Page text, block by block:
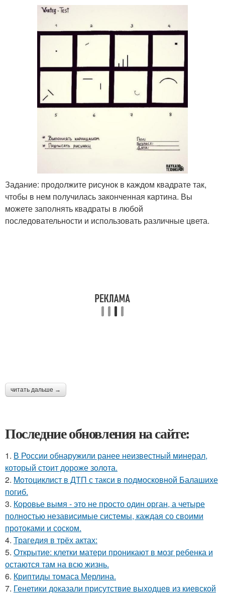
Задание: продолжите рисунок в каждом квадрате так,
чтобы в нем получилась законченная картина. Вы
можете заполнять квадраты в любой
последовательности и использовать различные цвета.
читать дальше →
Последние обновления на сайте:
1. В России обнаружили ранее неизвестный минерал,
который стоит дороже золота.
2. Moтоциклист в ДТП с такси в подмосковной Балашихе
погиб.
3. Коровье вымя - это не просто один орган, а четыре
полностью независимые системы, каждая со своими
протоками и соском.
4. Трагедия в трёх актах:
5. Открытие: клетки матери проникают в мозг ребенка и
остаются там на всю жизнь.
6. Криптиды томаса Мерлина.
7. Генетики доказали присутствие выходцев из киевской